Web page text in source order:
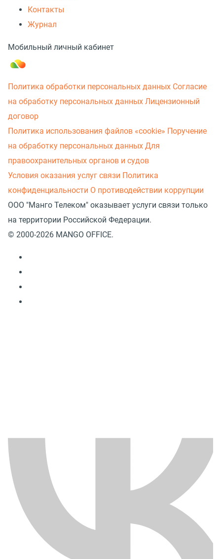
Контакты
Журнал
Мобильный личный кабинет
Политика обработки персональных данных Согласие
на обработку персональных данных Лицензионный
договор
Политика использования файлов «cookie» Поручение
на обработку персональных данных Для
правоохранительных органов и судов
Условия оказания услуг связи Политика
конфиденциальности О противодействии коррупции
ООО "Манго Телеком" оказывает услуги связи только
на территории Российской Федерации.
© 2000-2026 MANGO OFFICE.